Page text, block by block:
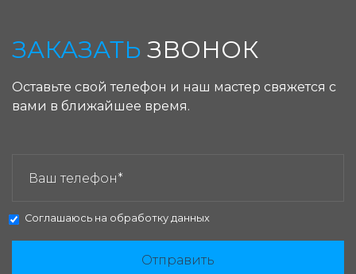
ЗАКАЗАТЬ ЗВОНОК
Оставьте свой телефон и наш мастер свяжется с
вами в ближайшее время.
Соглашаюсь на обработку данных
Отправить